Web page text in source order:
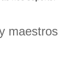
maestros